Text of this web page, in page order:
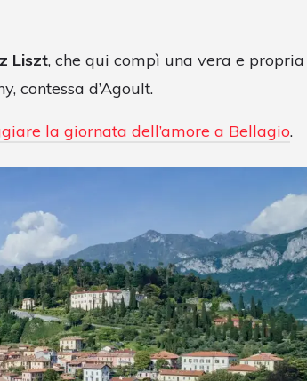
Liszt, che qui compì una vera e propria
contessa d’Agoult.
la giornata dell’amore a Bellagio.